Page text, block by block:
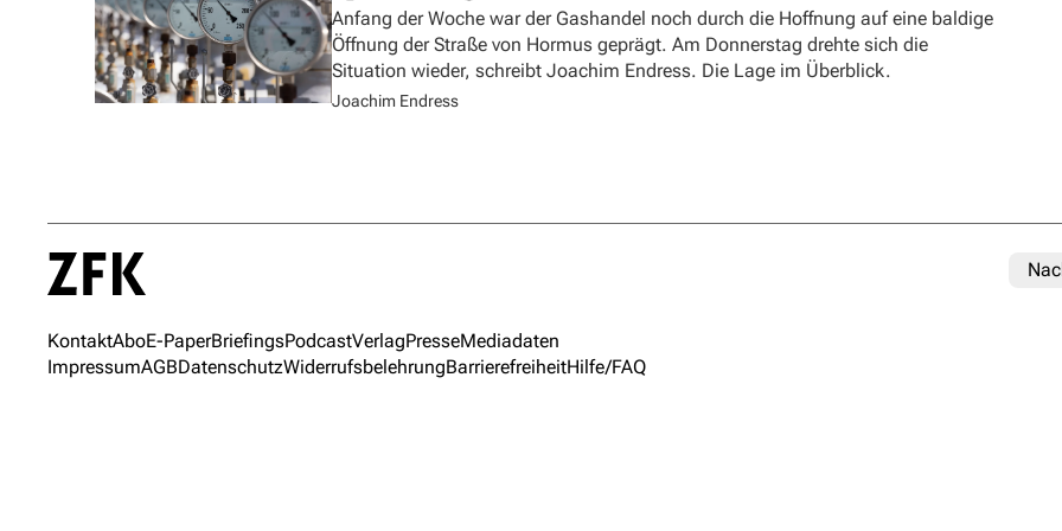
Anfang der Woche war der Gashandel noch durch die Hoffnung auf eine baldige
Öffnung der Straße von Hormus geprägt. Am Donnerstag drehte sich die
Situation wieder, schreibt Joachim Endress. Die Lage im Überblick.
Joachim Endress
KontaktAboE-PaperBriefingsPodcastVerlagPresseMediadaten
ImpressumAGBDatenschutzWiderrufsbelehrungBarrierefreiheitHilfe/FAQ